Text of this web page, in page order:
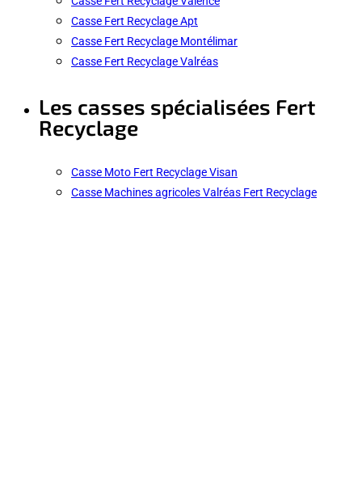
Casse Fert Recyclage Apt
Casse Fert Recyclage Montélimar
Casse Fert Recyclage Valréas
Les casses spécialisées Fert
Recyclage
Casse Moto Fert Recyclage Visan
Casse Machines agricoles Valréas Fert Recyclage